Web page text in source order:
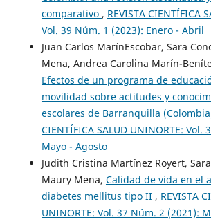
comparativo , REVISTA CIENTÍFICA
Vol. 39 Núm. 1 (2023): Enero - Abril
Juan Carlos MarínEscobar, Sara
Mena, Andrea Carolina Marín-
Efectos de un programa de
movilidad sobre actitudes y
escolares de Barranquilla
CIENTÍFICA SALUD UNINORTE: Vol.
Mayo - Agosto
Judith Cristina Martínez Royert,
Maury Mena, Calidad de vida en el
diabetes mellitus tipo II , REVISTA
UNINORTE: Vol. 37 Núm. 2 (2021):